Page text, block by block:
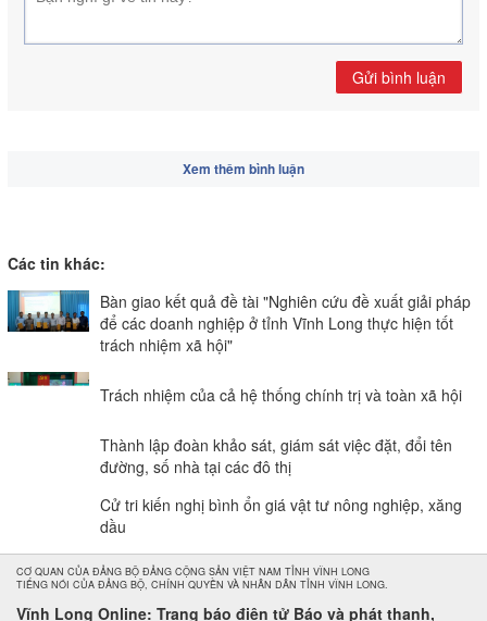
Gửi bình luận
Xem thêm bình luận
Các tin khác:
Bàn giao kết quả đề tài "Nghiên cứu đề xuất giải pháp
để các doanh nghiệp ở tỉnh Vĩnh Long thực hiện tốt
trách nhiệm xã hội"
Trách nhiệm của cả hệ thống chính trị và toàn xã hội
Thành lập đoàn khảo sát, giám sát việc đặt, đổi tên
đường, số nhà tại các đô thị
Cử tri kiến nghị bình ổn giá vật tư nông nghiệp, xăng
dầu
CƠ QUAN CỦA ĐẢNG BỘ ĐẢNG CỘNG SẢN VIỆT NAM TỈNH VĨNH LONG
TIẾNG NÓI CỦA ĐẢNG BỘ, CHÍNH QUYỀN VÀ NHÂN DÂN TỈNH VĨNH LONG.
Vĩnh Long Online: Trang báo điện tử Báo và phát thanh,